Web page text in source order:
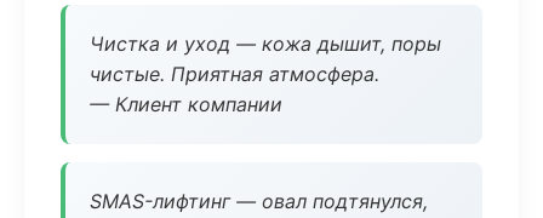
Чистка и уход — кожа дышит, поры
чистые. Приятная атмосфера.
— Клиент компании
SMAS-лифтинг — овал подтянулся,